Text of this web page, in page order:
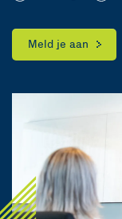
Meld je aan